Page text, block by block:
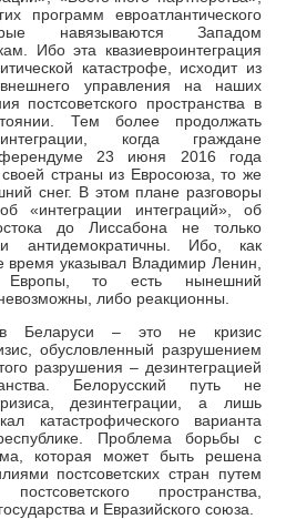
программ евроатлантического
навязываются Западом
Ибо эта квазиевроинтеграция
катастрофе, исходит из
управления на наших
постсоветского пространства в
Тем более продолжать
когда граждане
23 июня 2016 года
страны из Евросоюза, то же
снег. В этом плане разговоры
«интеграции интеграций», об
до Лиссабона не только
антидемократичны. Ибо, как
время указывал Владимир Ленин,
Европы, то есть нынешний
либо реакционны.
в Беларуси – это не кризис
обусловленный разрушением
разрушения – дезинтеграцией
Белорусский путь не
дезинтеграции, а лишь
катастрофического варианта
Проблема борьбы с
которая может быть решена
постсоветских стран путем
пространства,
и Евразийского союза.